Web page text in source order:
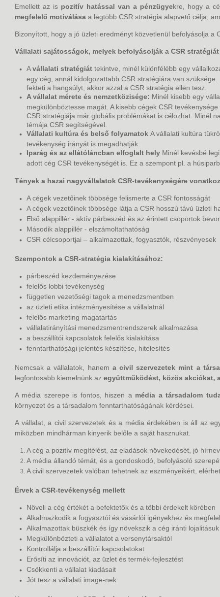
Emellett az is pozitív hatással van a pénzügyekre, hogy a
megfelelő motiválása a legtöbb CSR stratégia alapvető célja,
Bizonyított, hogy a jó üzleti eredményt közvetlenül befolyásolja a
Vállalati sajátosságok, melyek befolyásolják a CSR stratégiát
Avállalati stratégiát tekintve, minél különfélébb egy
egy cég, annál kidolgozattabb CSR stratégiára van
fekteti a hangsúlyt, akkor azzal a CSR stratégia ellen tesz.
A vállalat mérete és nemzetközisége: Minél kisebb egy
megkülönböztesse magát. A kisebb cégek CSR
CSR stratégiája már globális problémákat is célozhat. Minél
témája CSR segítségével.
Vállalati kultúra és belső folyamatok A vállalati kultúra
tevékenység irányát is megadhatják.
Iparág és az ellátóláncban elfoglalt hely Minél kevésbé
adott cég CSR tevékenységét is. Ez a szempont pl. a
Tények a hazai nagyvállalatok CSR-tevékenységére
A cégek vezetőinek többsége felismerte a CSR fontosságát
A cégek vezetőinek többsége látja a CSR hosszú távú üzleti
Első alappillér - aktív párbeszéd és az érintett csoportok
Második alappillér - elszámoltathatóság
CSR célcsoportjai – alkalmazottak, fogyasztók, részvényesek
Szempontok a CSR-stratégia kialakításához:
párbeszéd kezdeményezése
felelős lobbi tevékenység
független vezetőségi tagok a menedzsmentben
az üzleti etika intézményesítése a vállalatnál
felelős marketing magatartás
vállalatirányítási menedzsmentrendszerek alkalmazása
a beszállítói kapcsolatok felelős kialakítása
fenntarthatósági jelentés készítése, hitelesítés
Nemcsak a vállalatok, hanem a civil szervezetek mint a
legfontosabb kiemelnünk az együttműködést, közös akciókat,
A média szerepe is fontos, hiszen a média a társadalom
környezet és a társadalom fenntarthatóságának kérdései.
A vállalat, a civil szervezetek és a média érdekében is áll az
miközben mindhárman kinyerik belőle a saját hasznukat.
A cég a pozitív megítélést, az eladások növekedését, jó
A média állandó témát, és a gondoskodó, befolyásoló
A civil szervezetek valóban tehetnek az eszményeikért,
Érvek a CSR-tevékenység mellett
Növeli a cég értékét a befektetők és a többi érdekelt körében
Alkalmazkodik a fogyasztói és vásárlói igényekhez és
Alkalmazottak büszkék és így növekszik a cég iránti lojalitásuk
Megkülönbözteti a vállalatot a versenytársaktól
Kontrollálja a beszállítói kapcsolatokat
Erősíti az innovációt, az üzlet és termék-fejlesztést
Csökkenti a vállalat kiadásait
Jót tesz a vállalati image-nek